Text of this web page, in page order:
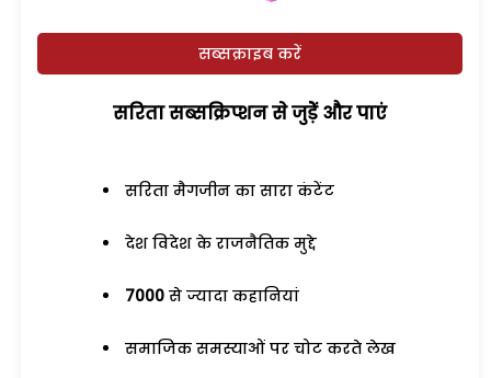
सब्सक्राइब करें
सरिता सब्सक्रिप्शन से जुड़ेें और पाएं
सरिता मैगजीन का सारा कंटेंट
देश विदेश के राजनैतिक मुद्दे
7000 से ज्यादा कहानियां
समाजिक समस्याओं पर चोट करते लेख